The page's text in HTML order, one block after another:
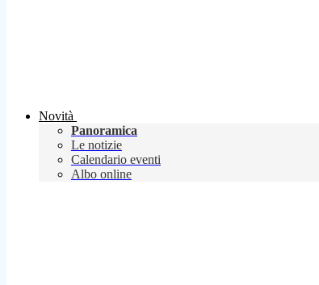
Novità
Panoramica
Le notizie
Calendario eventi
Albo online